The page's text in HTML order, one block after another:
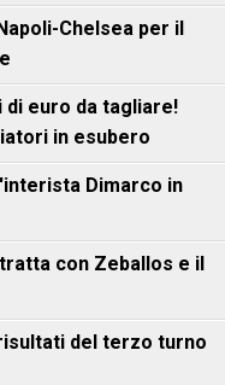
Chelsea per il
di euro da tagliare!
in esubero
Dimarco in
con Zeballos e il
del terzo turno